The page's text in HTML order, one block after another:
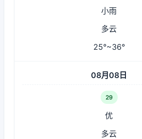
小雨
多云
25°~36°
08月08日
29
优
多云